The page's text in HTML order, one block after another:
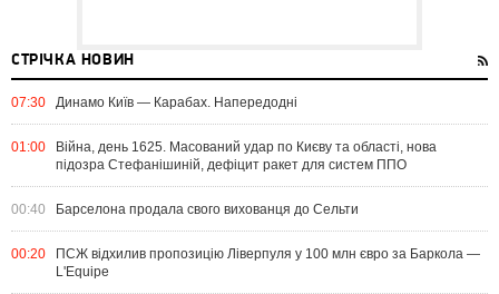
СТРІЧКА НОВИН
07:30 Динамо Київ — Карабах. Напередодні
01:00
Війна, день 1625. Масований удар по Києву та області, нова
підозра Стефанішиній, дефіцит ракет для систем ППО
00:40 Барселона продала свого вихованця до Сельти
00:20
ПСЖ відхилив пропозицію Ліверпуля у 100 млн євро за Баркола —
L'Equipe